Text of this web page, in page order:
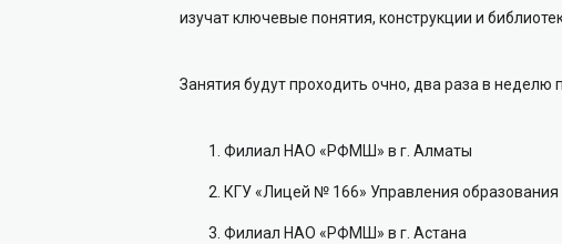
изучат ключевые понятия, конструкции и
Занятия будут проходить очно, два раза в
Филиал НАО «РФМШ» в г. Алматы
КГУ «Лицей № 166» Управления
Филиал НАО «РФМШ» в г. Астана